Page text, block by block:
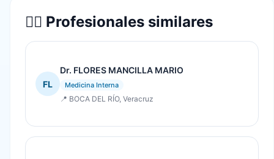
👨‍⚕️ Profesionales similares
FL
Dr. FLORES MANCILLA MARIO
Medicina Interna
📍 BOCA DEL RÍO, Veracruz